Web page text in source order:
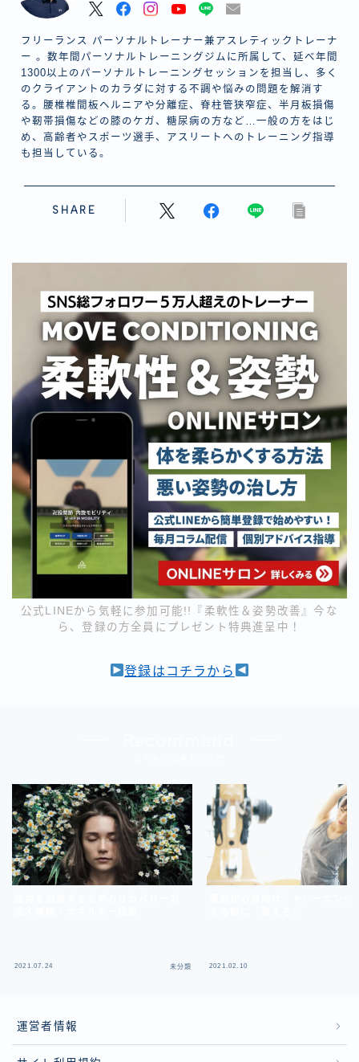
フリーランス パーソナルトレーナー兼アスレティックトレーナ
ー 。数年間パーソナルトレーニングジムに所属して、延べ年間
1300以上のパーソナルトレーニングセッションを担当し、多く
のクライアントのカラダに対する不調や悩みの問題を解消す
る。腰椎椎間板ヘルニアや分離症、脊柱管狭窄症、半月板損傷
や靭帯損傷などの膝のケガ、糖尿病の方など…一般の方をはじ
め、高齢者やスポーツ選手、アスリートへのトレーニング指導
も担当している。
SHARE
公式LINEから気軽に参加可能!!『柔軟性＆姿勢改善』今な
ら、登録の方全員にプレゼント特典進呈中！
登録はコチラから
2021.07.24 未分類 2021.02.10
運営者情報